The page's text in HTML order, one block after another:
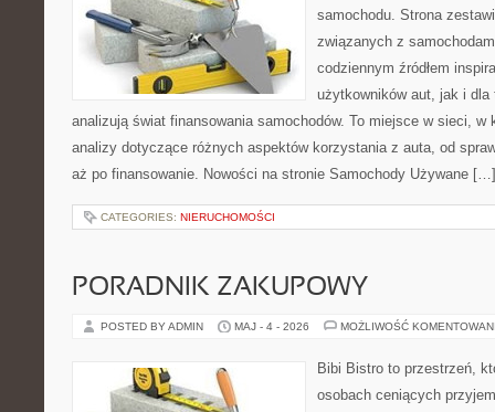
samochodu. Strona
związanych z
codziennym źródłem
użytkowników aut, jak i
analizują świat finansowania samochodów. To miejsce w sieci, w
analizy dotyczące różnych aspektów korzystania z auta, od
aż po finansowanie. Nowości na stronie Samochody Używane […]
CATEGORIES: NIERUCHOMOŚCI
PORADNIK ZAKUPOWY
POSTED BY ADMIN MAJ - 4 - 2026 MOŻLIWOŚĆ
Bibi Bistro to przestrzeń,
osobach ceniących